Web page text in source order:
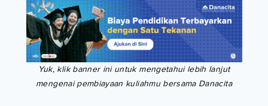
Yuk, klik banner ini untuk mengetahui lebih lanjut
mengenai pembiayaan kuliahmu bersama Danacita